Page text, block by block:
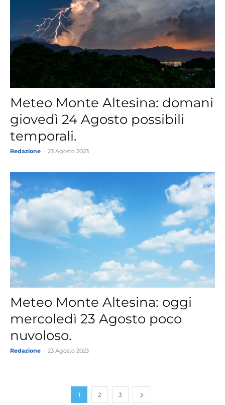
Meteo Monte Altesina: domani
giovedì 24 Agosto possibili
temporali.
Redazione 23 Agosto 2023
Meteo Monte Altesina: oggi
mercoledì 23 Agosto poco
nuvoloso.
Redazione 23 Agosto 2023
1 2 3